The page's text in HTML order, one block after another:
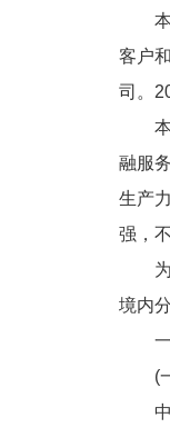
本行
客户
司。
本集
融服
生产
强，
为贯
境内
一
(一)
中国